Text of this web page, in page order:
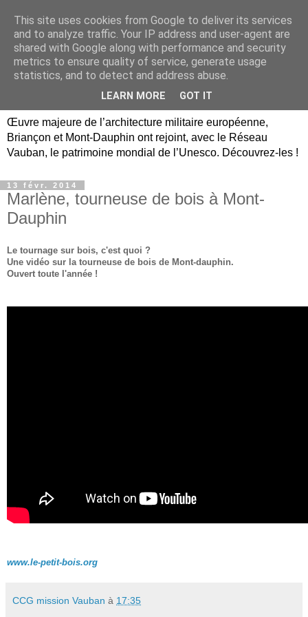
Briançon, Mont-Dauphin,
Vauban Unesco Hautes-
Œuvre majeure de l’architecture militaire européenne,
Briançon et Mont-Dauphin ont rejoint, avec le Réseau
Vauban, le patrimoine mondial de l’Unesco. Découvrez-les !
13 févr. 2014
Marlène, tourneuse de bois à Mont-
Dauphin
Le tournage sur bois, c'est quoi ?
Une vidéo sur la tourneuse de bois de Mont-dauphin.
Ouvert toute l'année !
www.le-petit-bois.org
CCG mission Vauban à 17:35
This site uses cookies from Google to deliver its services
and to analyze traffic. Your IP address and user-agent are
shared with Google along with performance and security
metrics to ensure quality of service, generate usage
statistics, and to detect and address abuse.
LEARN MORE GOT IT